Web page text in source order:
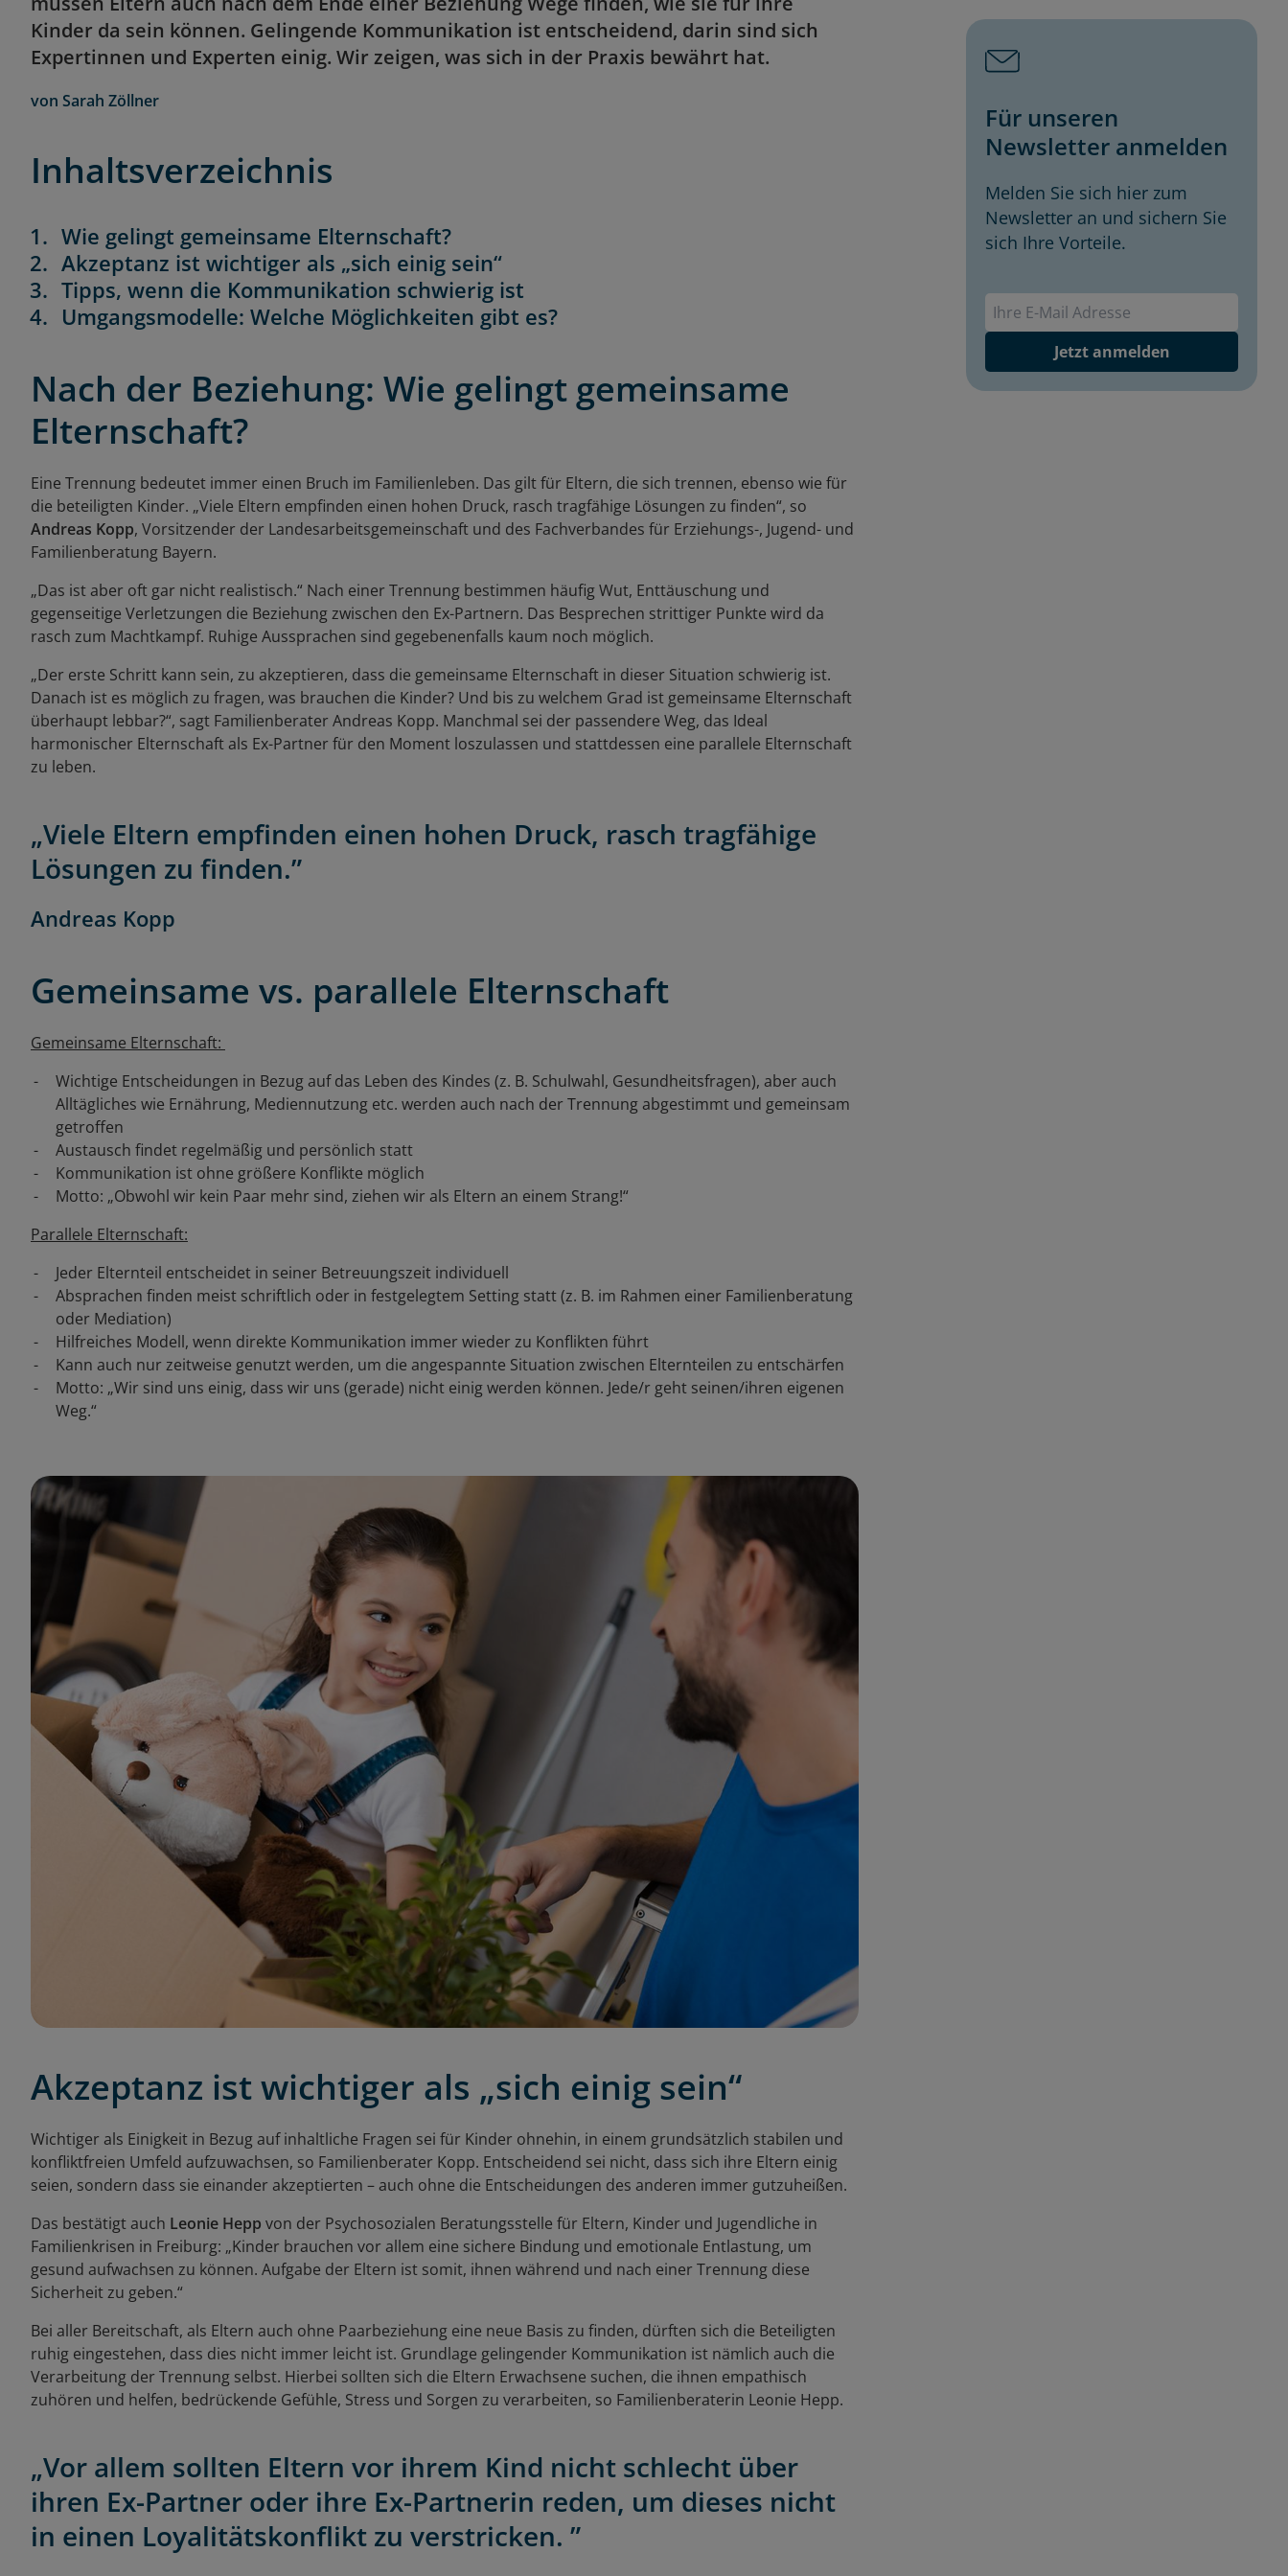
Kinder da sein können. Gelingende Kommunikation ist entscheidend, darin sind sich
Expertinnen und Experten einig. Wir zeigen, was sich in der Praxis bewährt hat.
von Sarah Zöllner
Inhaltsverzeichnis
Wie gelingt gemeinsame Elternschaft?
Akzeptanz ist wichtiger als „sich einig sein“
Tipps, wenn die Kommunikation schwierig ist
Umgangsmodelle: Welche Möglichkeiten gibt es?
Nach der Beziehung: Wie gelingt gemeinsame
Elternschaft?
Eine Trennung bedeutet immer einen Bruch im Familienleben. Das gilt für Eltern, die sich trennen, ebenso wie für
die beteiligten Kinder. „Viele Eltern empfinden einen hohen Druck, rasch tragfähige Lösungen zu finden“, so
Andreas Kopp, Vorsitzender der Landesarbeitsgemeinschaft und des Fachverbandes für Erziehungs-, Jugend- und
Familienberatung Bayern.
„Das ist aber oft gar nicht realistisch.“ Nach einer Trennung bestimmen häufig Wut, Enttäuschung und
gegenseitige Verletzungen die Beziehung zwischen den Ex-Partnern. Das Besprechen strittiger Punkte wird da
rasch zum Machtkampf. Ruhige Aussprachen sind gegebenenfalls kaum noch möglich.
„Der erste Schritt kann sein, zu akzeptieren, dass die gemeinsame Elternschaft in dieser Situation schwierig ist.
Danach ist es möglich zu fragen, was brauchen die Kinder? Und bis zu welchem Grad ist gemeinsame Elternschaft
überhaupt lebbar?“, sagt Familienberater Andreas Kopp. Manchmal sei der passendere Weg, das Ideal
harmonischer Elternschaft als Ex-Partner für den Moment loszulassen und stattdessen eine parallele Elternschaft
zu leben.
„Viele Eltern empfinden einen hohen Druck, rasch tragfähige
Lösungen zu finden.”
Andreas Kopp
Gemeinsame vs. parallele Elternschaft
Gemeinsame Elternschaft:
Wichtige Entscheidungen in Bezug auf das Leben des Kindes (z. B. Schulwahl, Gesundheitsfragen), aber auch
Alltägliches wie Ernährung, Mediennutzung etc. werden auch nach der Trennung abgestimmt und gemeinsam
getroffen
Austausch findet regelmäßig und persönlich statt
Kommunikation ist ohne größere Konflikte möglich
Motto: „Obwohl wir kein Paar mehr sind, ziehen wir als Eltern an einem Strang!“
Parallele Elternschaft:
Jeder Elternteil entscheidet in seiner Betreuungszeit individuell
Absprachen finden meist schriftlich oder in festgelegtem Setting statt (z. B. im Rahmen einer Familienberatung
oder Mediation)
Hilfreiches Modell, wenn direkte Kommunikation immer wieder zu Konflikten führt
Kann auch nur zeitweise genutzt werden, um die angespannte Situation zwischen Elternteilen zu entschärfen
Motto: „Wir sind uns einig, dass wir uns (gerade) nicht einig werden können. Jede/r geht seinen/ihren eigenen
Weg.“
Akzeptanz ist wichtiger als „sich einig sein“
Wichtiger als Einigkeit in Bezug auf inhaltliche Fragen sei für Kinder ohnehin, in einem grundsätzlich stabilen und
konfliktfreien Umfeld aufzuwachsen, so Familienberater Kopp. Entscheidend sei nicht, dass sich ihre Eltern einig
seien, sondern dass sie einander akzeptierten – auch ohne die Entscheidungen des anderen immer gutzuheißen.
Das bestätigt auch Leonie Hepp von der Psychosozialen Beratungsstelle für Eltern, Kinder und Jugendliche in
Familienkrisen in Freiburg: „Kinder brauchen vor allem eine sichere Bindung und emotionale Entlastung, um
gesund aufwachsen zu können. Aufgabe der Eltern ist somit, ihnen während und nach einer Trennung diese
Sicherheit zu geben.“
Bei aller Bereitschaft, als Eltern auch ohne Paarbeziehung eine neue Basis zu finden, dürften sich die Beteiligten
ruhig eingestehen, dass dies nicht immer leicht ist. Grundlage gelingender Kommunikation ist nämlich auch die
Verarbeitung der Trennung selbst. Hierbei sollten sich die Eltern Erwachsene suchen, die ihnen empathisch
zuhören und helfen, bedrückende Gefühle, Stress und Sorgen zu verarbeiten, so Familienberaterin Leonie Hepp.
„Vor allem sollten Eltern vor ihrem Kind nicht schlecht über
ihren Ex-Partner oder ihre Ex-Partnerin reden, um dieses nicht
in einen Loyalitätskonflikt zu verstricken. ”
Für unseren
Newsletter anmelden
Melden Sie sich hier zum
Newsletter an und sichern Sie
sich Ihre Vorteile.
Jetzt anmelden